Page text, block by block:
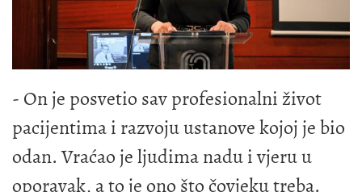
- On je posvetio sav profesionalni život
pacijentima i razvoju ustanove kojoj je bio
odan. Vraćao je ljudima nadu i vjeru u
oporavak, a to je ono što čovjeku treba.